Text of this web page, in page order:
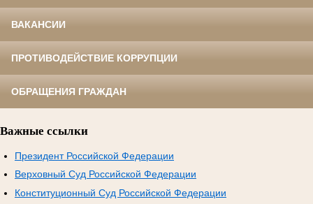
ВАКАНСИИ
ПРОТИВОДЕЙСТВИЕ КОРРУПЦИИ
ОБРАЩЕНИЯ ГРАЖДАН
Важные ссылки
Президент Российской Федерации
Верховный Суд Российской Федерации
Конституционный Суд Российской Федерации